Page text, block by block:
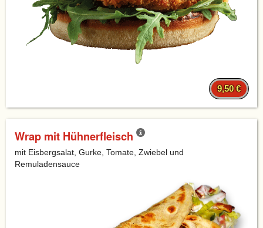
9,50 €
Wrap mit Hühnerfleisch
mit Eisbergsalat, Gurke, Tomate, Zwiebel und
Remuladensauce